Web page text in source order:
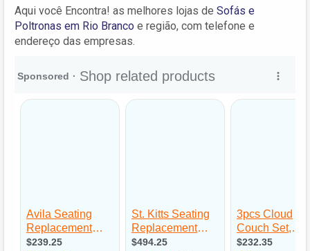
Aqui você Encontra! as melhores lojas de Sofás e
Poltronas em Rio Branco e região, com telefone e
endereço das empresas.